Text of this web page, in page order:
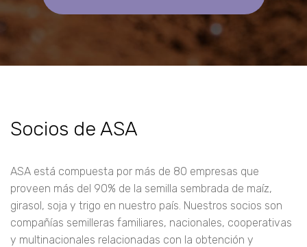
Socios de ASA
ASA está compuesta por más de 80 empresas que
proveen más del 90% de la semilla sembrada de maíz,
girasol, soja y trigo en nuestro país. Nuestros socios son
compañías semilleras familiares, nacionales, cooperativas
y multinacionales relacionadas con la obtención y